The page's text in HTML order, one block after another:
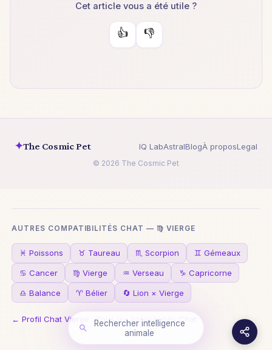
Cet article vous a été utile ?
👍 👎
✦The Cosmic Pet IQ LabAstralBlogÀ proposLegal
© 2026 The Cosmic Pet
AUTRES COMPATIBILITÉS CHAT — ♍ VIERGE
♓ Poissons ♉ Taureau ♏ Scorpion ♊ Gémeaux
♋ Cancer ♍ Vierge ♒ Verseau ♑ Capricorne
♎ Balance ♈ Bélier 🔄 Lion × Vierge
← Profil Chat Vierge ·Tous les horoscopes Chat
Rechercher intelligence
animale